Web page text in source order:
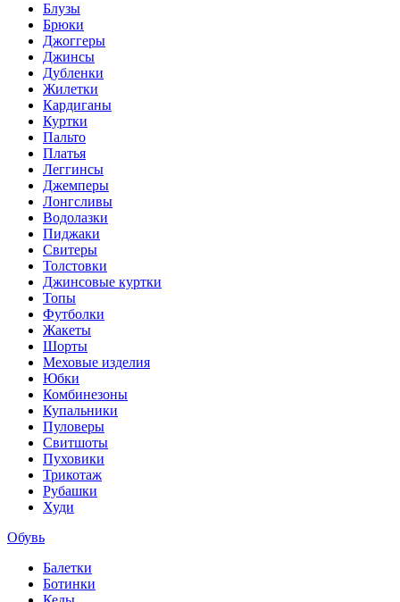
Блузы
Брюки
Джоггеры
Джинсы
Дубленки
Жилетки
Кардиганы
Куртки
Пальто
Платья
Леггинсы
Джемперы
Лонгсливы
Водолазки
Пиджаки
Свитеры
Толстовки
Джинсовые куртки
Топы
Футболки
Жакеты
Шорты
Меховые изделия
Юбки
Комбинезоны
Купальники
Пуловеры
Свитшоты
Пуховики
Трикотаж
Рубашки
Худи
Обувь
Балетки
Ботинки